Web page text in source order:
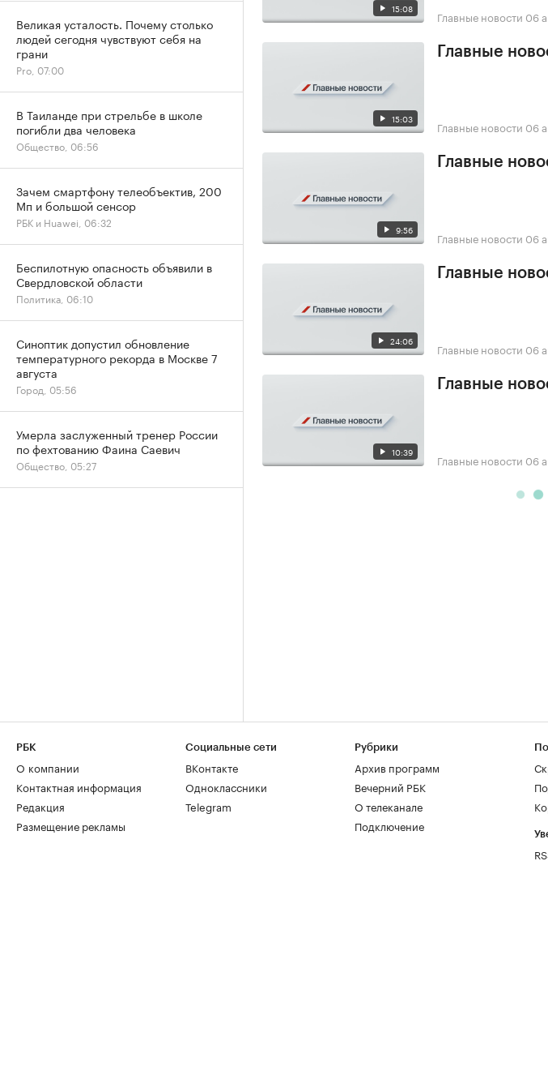
15:08 Главные новости 06
15:03
Главные
Главные новости 06
9:56
Главные
Главные новости 06
24:06
Главные
Главные новости 06
10:39
Главные
Главные новости 06
Великая усталость. Почему столько
людей сегодня чувствуют себя на
грани
Pro, 07:00
В Таиланде при стрельбе в школе
погибли два человека
Общество, 06:56
Зачем смартфону телеобъектив, 200
Мп и большой сенсор
РБК и Huawei, 06:32
Беспилотную опасность объявили в
Свердловской области
Политика, 06:10
Синоптик допустил обновление
температурного рекорда в Москве 7
августа
Город, 05:56
Умерла заслуженный тренер России
по фехтованию Фаина Саевич
Общество, 05:27
РБК
О компании
Контактная информация
Редакция
Размещение рекламы
Социальные сети
ВКонтакте
Одноклассники
Telegram
Рубрики
Архив программ
Вечерний РБК
О телеканале
Подключение